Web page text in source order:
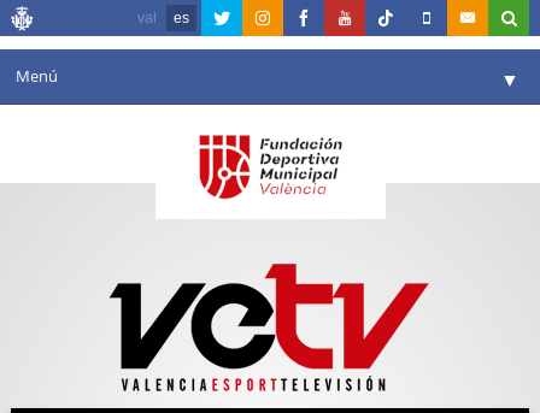
val es
Menú ▼
Agenda
Comunicación
Valencia en deporte
Portal de Transparencia